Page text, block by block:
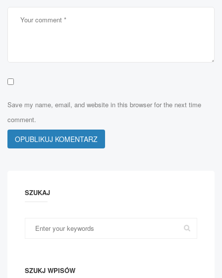
Save my name, email, and website in this browser for the next time
comment.
SZUKAJ
SZUKJ WPISÓW